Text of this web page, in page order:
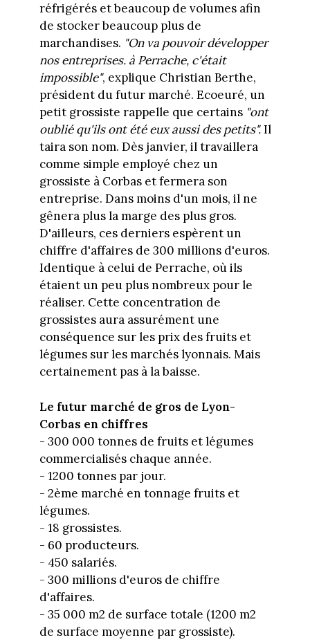
réfrigérés et beaucoup de volumes afin
de stocker beaucoup plus de
marchandises. "On va pouvoir développer
nos entreprises. à Perrache, c'était
impossible", explique Christian Berthe,
président du futur marché. Ecoeuré, un
petit grossiste rappelle que certains"ont
oublié qu'ils ont été eux aussi des petits".Il
taira son nom. Dès janvier, il travaillera
comme simple employé chez un
grossiste à Corbas et fermera son
entreprise. Dans moins d'un mois, il ne
gênera plus la marge des plus gros.
D'ailleurs, ces derniers espèrent un
chiffre d'affaires de 300 millions d'euros.
Identique à celui de Perrache, où ils
étaient un peu plus nombreux pour le
réaliser. Cette concentration de
grossistes aura assurément une
conséquence sur les prix des fruits et
légumes sur les marchés lyonnais. Mais
certainement pas à la baisse.
Le futur marché de gros de Lyon-
Corbas en chiffres
- 300 000 tonnes de fruits et légumes
commercialisés chaque année.
- 1200 tonnes par jour.
- 2ème marché en tonnage fruits et
légumes.
- 18 grossistes.
- 60 producteurs.
- 450 salariés.
- 300 millions d'euros de chiffre
d'affaires.
- 35 000 m2 de surface totale (1200 m2
de surface moyenne par grossiste).